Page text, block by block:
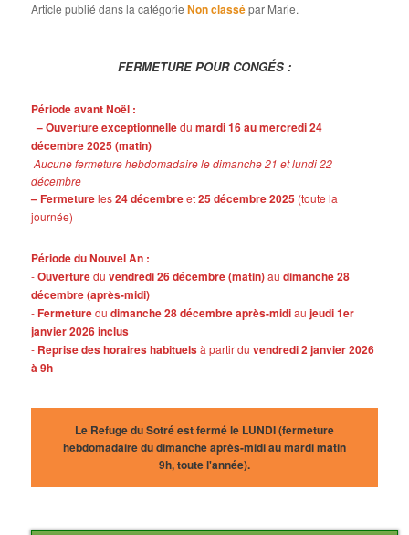
Article publié dans la catégorieNon classépar Marie.
FERMETURE POUR CONGÉS :
Période avant Noël :
– Ouverture exceptionnelledumardi 16 au mercredi 24
décembre 2025 (matin)
Aucune fermeture hebdomadaire le dimanche 21 et lundi 22
décembre
– Fermetureles24 décembreet25 décembre 2025 (toute la
journée)
Période du Nouvel An :
-Ouvertureduvendredi 26 décembre (matin)audimanche 28
décembre (après-midi)
-Fermeturedudimanche 28 décembre après-midiaujeudi 1er
janvier 2026 inclus
- Reprise des horaires habituelsà partir duvendredi 2 janvier 2026
à 9h
Le Refuge du Sotré est fermé le LUNDI (fermeture
hebdomadaire du dimanche après-midi au mardi matin
9h, toute l'année).